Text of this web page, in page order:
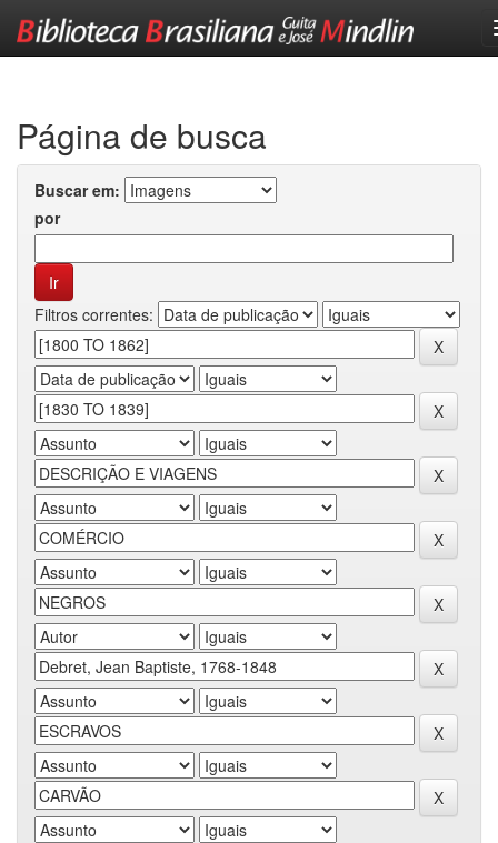
Página de busca
Buscar em:
por
Filtros correntes: